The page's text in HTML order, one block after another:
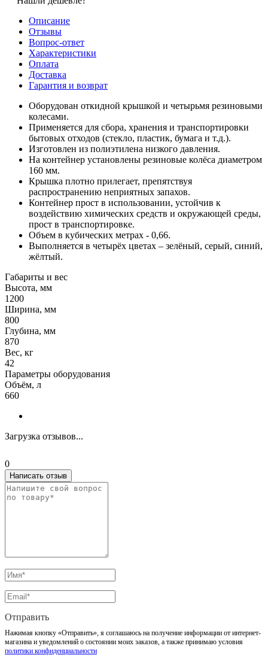
Описание
Отзывы
Вопрос-ответ
Характеристики
Оплата
Доставка
Гарантия и возврат
Оборудован откидной крышкой и четырьмя резиновыми
колесами.
Применяется для сбора, хранения и транспортировки
бытовых отходов (стекло, пластик, бумага и т.д.).
Изготовлен из полиэтилена низкого давления.
На контейнер установлены резиновые колёса диаметром
160 мм.
Крышка плотно прилегает, препятствуя
распространению неприятных запахов.
Контейнер прост в использовании, устойчив к
воздействию химических средств и окружающей среды,
прост в транспортировке.
Объем в кубических метрах - 0,66.
Выполняется в четырёх цветах – зелёный, серый, синий,
жёлтый.
Габариты и вес
Высота, мм
1200
Ширина, мм
800
Глубина, мм
870
Вес, кг
42
Параметры оборудования
Объём, л
660
Загрузка отзывов...
0
Написать отзыв
Отправить
Нажимая кнопку «Отправить», я соглашаюсь на получение информации от интернет-
магазина и уведомлений о состоянии моих заказов, а также принимаю условия
политики конфиденциальности